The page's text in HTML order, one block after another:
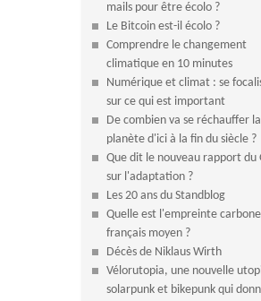
mails pour être écolo ?
Le Bitcoin est-il écolo ?
Comprendre le changement
climatique en 10 minutes
Numérique et climat : se
sur ce qui est important
De combien va se réchauffer la
planète d'ici à la fin du siècle ?
Que dit le nouveau rapport du
sur l'adaptation ?
Les 20 ans du Standblog
Quelle est l'empreinte
français moyen ?
Décès de Niklaus Wirth
Vélorutopia, une nouvelle
solarpunk et bikepunk qui